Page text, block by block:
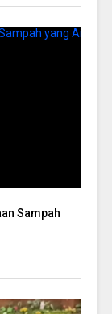
Sampah